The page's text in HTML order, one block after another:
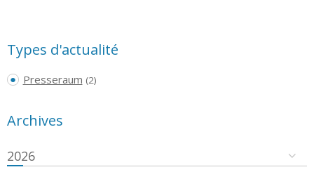
Types d'actualité
Presseraum (2)
Archives
2026